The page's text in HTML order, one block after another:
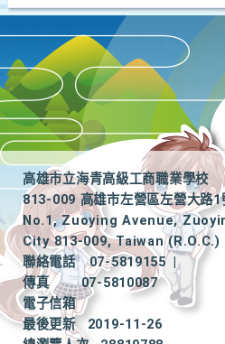
高雄市立海青高級工商職業學校
813-009 高雄市左營區左營大路1
No.1, Zuoying Avenue,
City 813-009, Taiwan (R.O.C.)
聯絡電話
07-5819155
|
傳真
07-5810087
電子信箱
最後更新
2019-11-26